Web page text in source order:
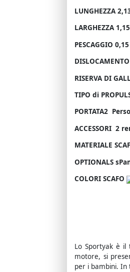
LUNGHEZZA
LARGHEZZA
PESCAGGIO
RISERVA DI
TIPO di
PORTATA2
ACCESSORI 2
MATERIALE
OPTIONALS
COLORI SCAFO
Lo Sportyak è
motore, si
per i bambini. In